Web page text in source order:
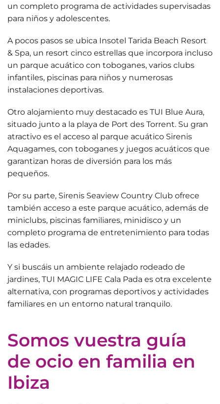
un completo programa de actividades supervisadas
para niños y adolescentes.
A pocos pasos se ubica Insotel Tarida Beach Resort
& Spa, un resort cinco estrellas que incorpora incluso
un parque acuático con toboganes, varios clubs
infantiles, piscinas para niños y numerosas
instalaciones deportivas.
Otro alojamiento muy destacado es TUI Blue Aura,
situado junto a la playa de Port des Torrent. Su gran
atractivo es el acceso al parque acuático Sirenis
Aquagames, con toboganes y juegos acuáticos que
garantizan horas de diversión para los más
pequeños.
Por su parte, Sirenis Seaview Country Club ofrece
también acceso a este parque acuático, además de
miniclubs, piscinas familiares, minidisco y un
completo programa de entretenimiento para todas
las edades.
Y si buscáis un ambiente relajado rodeado de
jardines, TUI MAGIC LIFE Cala Pada es otra excelente
alternativa, con programas deportivos y actividades
familiares en un entorno natural tranquilo.
Somos vuestra guía
de ocio en familia en
Ibiza